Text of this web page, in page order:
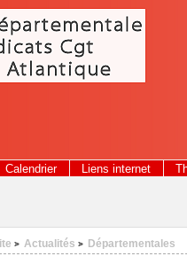
Calendrier Liens internet
> Actualités > Départementales